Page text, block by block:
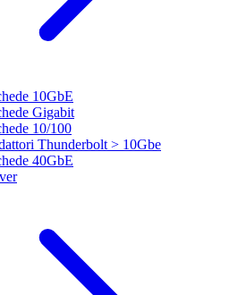
10GbE
Gigabit
10/100
Thunderbolt > 10Gbe
40GbE